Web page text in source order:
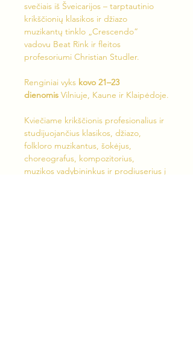
svečiais iš Šveicarijos – tarptautinio
krikščionių klasikos ir džiazo
muzikantų tinklo „Crescendo“
vadovu Beat Rink ir fleitos
profesoriumi Christian Studler.
Renginiai vyks kovo 21–23
dienomis Vilniuje, Kaune ir Klaipėdoje.
Kviečiame krikščionis profesionalius ir
studijuojančius klasikos, džiazo,
folkloro muzikantus, šokėjus,
choreografus, kompozitorius,
muzikos vadybininkus ir prodiuserius į